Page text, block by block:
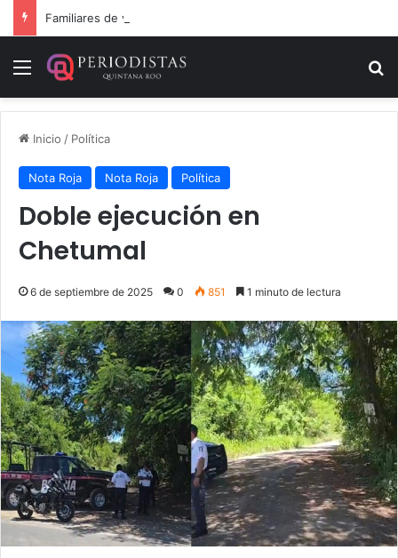
Menú
Inicio / Política
Nota Roja Nota Roja Política
Doble ejecución en
Chetumal
6 de septiembre de 2025 0 851 1 minuto de lectura